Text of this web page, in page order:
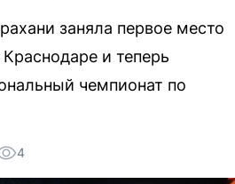
заняла первое место
и теперь
чемпионат по
4